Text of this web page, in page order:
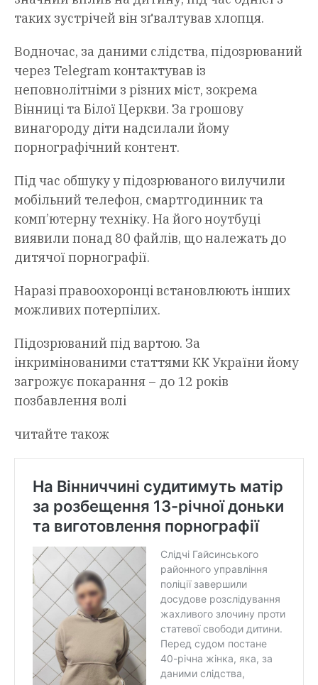
таких зустрічей він зґвалтував хлопця.
Водночас, за даними слідства, підозрюваний
через Telegram контактував із
неповнолітніми з різних міст, зокрема
Вінниці та Білої Церкви. За грошову
винагороду діти надсилали йому
порнографічний контент.
Під час обшуку у підозрюваного вилучили
мобільний телефон, смартгодинник та
комп’ютерну техніку. На його ноутбуці
виявили понад 80 файлів, що належать до
дитячої порнографії.
Наразі правоохоронці встановлюють інших
можливих потерпілих.
Підозрюваний під вартою. За
інкримінованими статтями КК України йому
загрожує покарання – до 12 років
позбавлення волі
читайте також